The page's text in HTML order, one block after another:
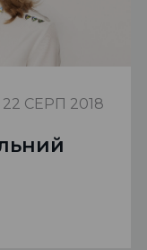
22 СЕРП 2018